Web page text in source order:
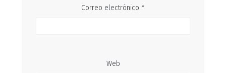
Correo electrónico *
Web